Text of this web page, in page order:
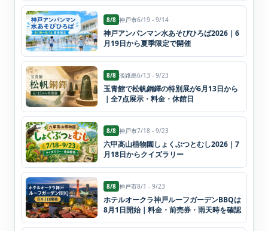
8/8 神戸市6/19 - 9/14
神戸アンパンマン水あそびひろば2026｜6
月19日から夏季限定で開催
8/8 淡路島6/13 - 9/23
玉青館で松帆銅鐸の特別展が6月13日から
｜全7点展示・料金・休館日
8/8 神戸市7/18 - 9/23
六甲高山植物園しょくぶつとむし2026｜7
月18日からクイズラリー
8/8 神戸市8/1 - 9/23
ホテルオークラ神戸ルーフガーデンBBQは
8月1日開始｜料金・前売券・雨天時を確認